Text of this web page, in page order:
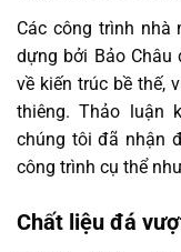
Các công trình
dựng bởi Bảo
về kiến trúc bề thế,
thiêng. Thảo luận
chúng tôi đã nhận
công trình cụ thể
Chất liệu đá